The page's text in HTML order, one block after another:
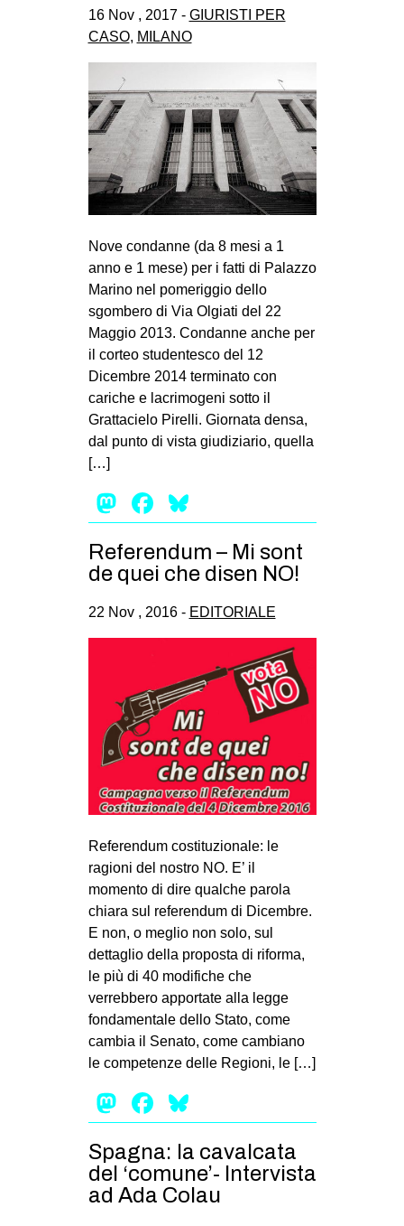
16 Nov , 2017 - GIURISTI PER
CASO, MILANO
Nove condanne (da 8 mesi a 1
anno e 1 mese) per i fatti di Palazzo
Marino nel pomeriggio dello
sgombero di Via Olgiati del 22
Maggio 2013. Condanne anche per
il corteo studentesco del 12
Dicembre 2014 terminato con
cariche e lacrimogeni sotto il
Grattacielo Pirelli. Giornata densa,
dal punto di vista giudiziario, quella
[…]
Mastodon
Facebook
Referendum – Mi sont
de quei che disen NO!
22 Nov , 2016 - EDITORIALE
Referendum costituzionale: le
ragioni del nostro NO. E’ il
momento di dire qualche parola
chiara sul referendum di Dicembre.
E non, o meglio non solo, sul
dettaglio della proposta di riforma,
le più di 40 modifiche che
verrebbero apportate alla legge
fondamentale dello Stato, come
cambia il Senato, come cambiano
le competenze delle Regioni, le […]
Mastodon
Facebook
Spagna: la cavalcata
del ‘comune’- Intervista
ad Ada Colau